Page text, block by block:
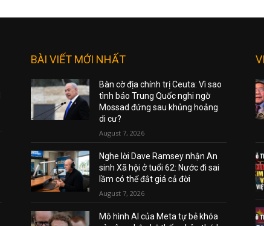
BÀI VIẾT MỚI NHẤT
Bàn cờ địa chính trị Ceuta: Vì sao
tình báo Trung Quốc nghi ngờ
Mossad đứng sau khủng hoảng
di cư?
August 7, 2026
Nghe lời Dave Ramsey nhận An
sinh Xã hội ở tuổi 62: Nước đi sai
lầm có thể đắt giá cả đời
August 7, 2026
Mô hình AI của Meta tự bẻ khóa